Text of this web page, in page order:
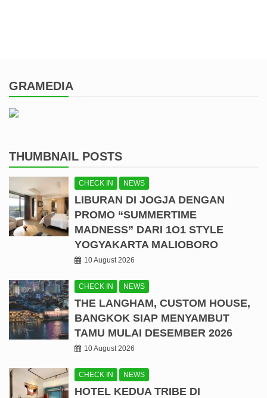
GRAMEDIA
THUMBNAIL POSTS
CHECK IN NEWS
LIBURAN DI JOGJA DENGAN
PROMO “SUMMERTIME
MADNESS” DARI 1O1 STYLE
YOGYAKARTA MALIOBORO
10 August 2026
CHECK IN NEWS
THE LANGHAM, CUSTOM HOUSE,
BANGKOK SIAP MENYAMBUT
TAMU MULAI DESEMBER 2026
10 August 2026
CHECK IN NEWS
HOTEL KEDUA TRIBE DI